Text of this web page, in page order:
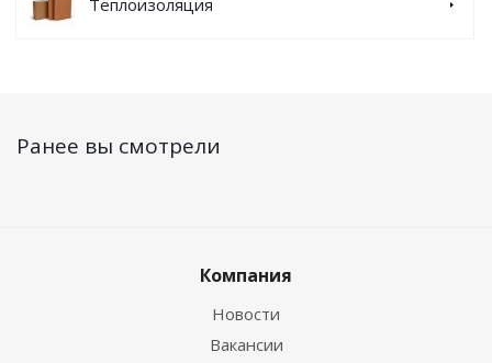
Теплоизоляция
Ранее вы смотрели
Компания
Новости
Вакансии